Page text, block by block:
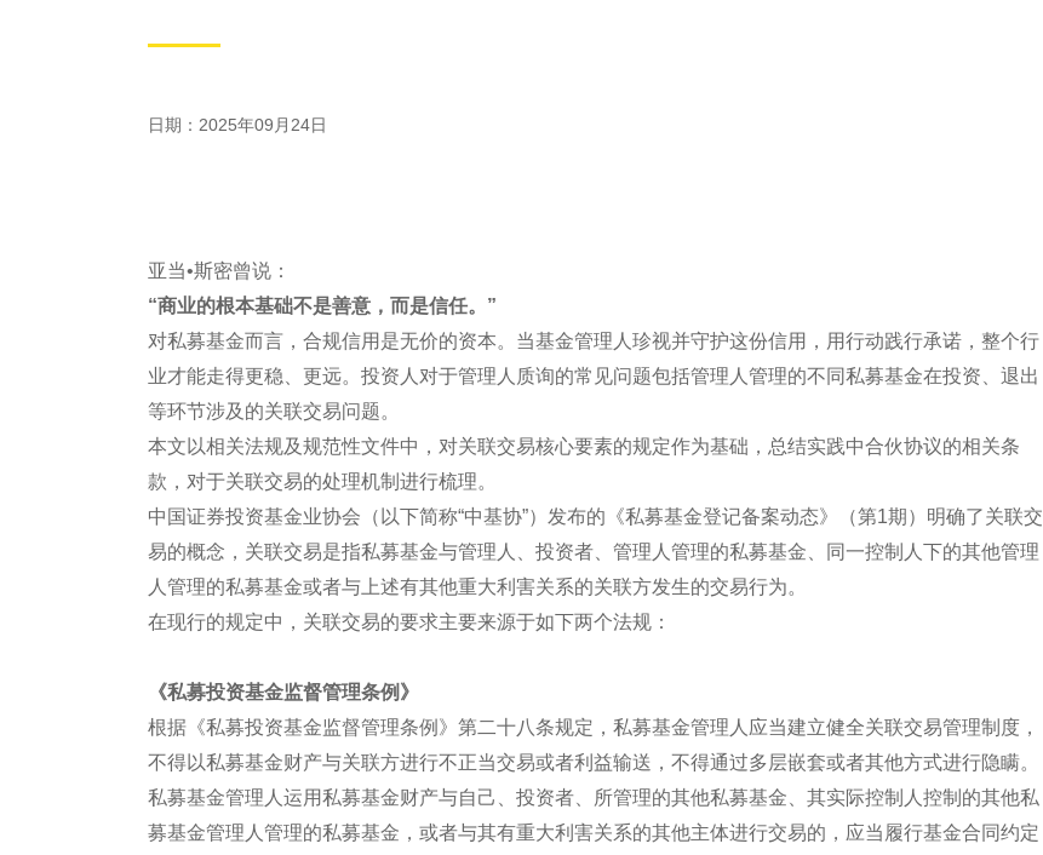
日期：2025年09月24日
亚当•斯密曾说：
“商业的根本基础不是善意，而是信任。”
对私募基金而言，合规信用是无价的资本。当基金管理人珍视并守护这份信用，用行动践行承诺，整个行
业才能走得更稳、更远。投资人对于管理人质询的常见问题包括管理人管理的不同私募基金在投资、退出
等环节涉及的关联交易问题。
本文以相关法规及规范性文件中，对关联交易核心要素的规定作为基础，总结实践中合伙协议的相关条
款，对于关联交易的处理机制进行梳理。
中国证券投资基金业协会（以下简称“中基协”）发布的《私募基金登记备案动态》（第1期）明确了关联交
易的概念，关联交易是指私募基金与管理人、投资者、管理人管理的私募基金、同一控制人下的其他管理
人管理的私募基金或者与上述有其他重大利害关系的关联方发生的交易行为。
在现行的规定中，关联交易的要求主要来源于如下两个法规：
《私募投资基金监督管理条例》
根据《私募投资基金监督管理条例》第二十八条规定，私募基金管理人应当建立健全关联交易管理制度，
不得以私募基金财产与关联方进行不正当交易或者利益输送，不得通过多层嵌套或者其他方式进行隐瞒。
私募基金管理人运用私募基金财产与自己、投资者、所管理的其他私募基金、其实际控制人控制的其他私
募基金管理人管理的私募基金，或者与其有重大利害关系的其他主体进行交易的，应当履行基金合同约定